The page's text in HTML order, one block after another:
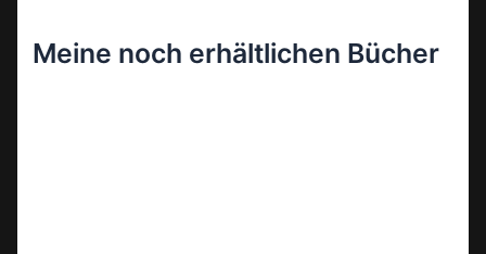
Meine noch erhältlichen Bücher